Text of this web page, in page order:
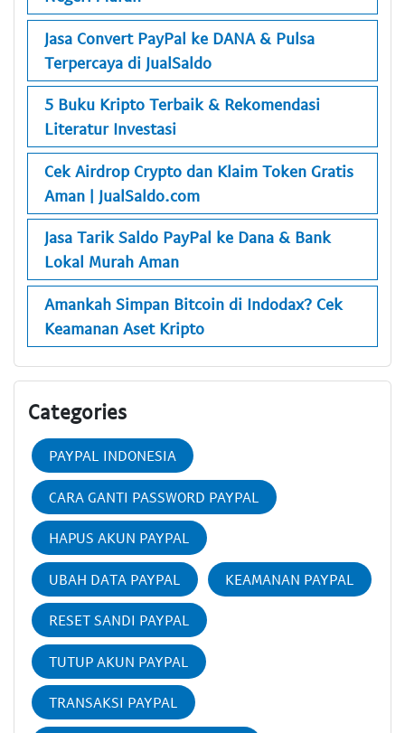
Jasa Convert PayPal ke DANA & Pulsa
Terpercaya di JualSaldo
5 Buku Kripto Terbaik & Rekomendasi
Literatur Investasi
Cek Airdrop Crypto dan Klaim Token Gratis
Aman | JualSaldo.com
Jasa Tarik Saldo PayPal ke Dana & Bank
Lokal Murah Aman
Amankah Simpan Bitcoin di Indodax? Cek
Keamanan Aset Kripto
Categories
PAYPAL INDONESIA
CARA GANTI PASSWORD PAYPAL
HAPUS AKUN PAYPAL
UBAH DATA PAYPAL KEAMANAN PAYPAL
RESET SANDI PAYPAL
TUTUP AKUN PAYPAL
TRANSAKSI PAYPAL